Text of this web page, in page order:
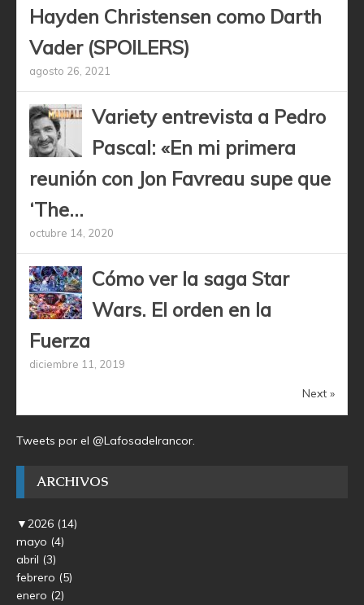
Hayden Christensen como Darth
Vader (SPOILERS)
agosto 26, 2021
Variety entrevista a Pedro
Pascal: «En mi primera
reunión con Jon Favreau supe que
‘The...
octubre 14, 2020
Cómo ver la saga Star
Wars. El orden en la
Fuerza
diciembre 11, 2019
Next »
Tweets por el @Lafosadelrancor.
ARCHIVOS
▼2026 (14)
mayo (4)
abril (3)
febrero (5)
enero (2)